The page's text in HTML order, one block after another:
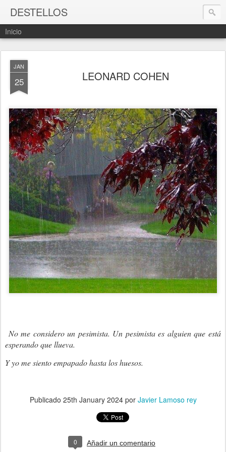
DESTELLOS
Inicio
JAN
25 LEONARD COHEN
No me considero un pesimista. Un pesimista es alguien que está
esperando que llueva.
Y yo me siento empapado hasta los huesos.
Publicado 25th January 2024por Javier Lamoso rey
0 Añadir un comentario